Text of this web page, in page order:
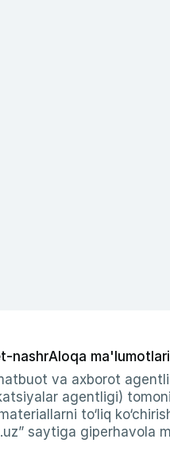
nashrAloqa ma'lumotlari
va axborot
agentligi)
to‘liq
saytiga giperhavola